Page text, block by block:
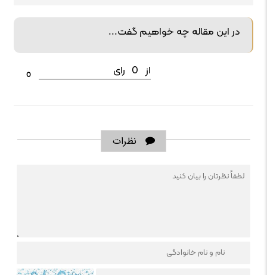
در این مقاله چه خواهیم گفت...
از 0 رای 0
نظرات